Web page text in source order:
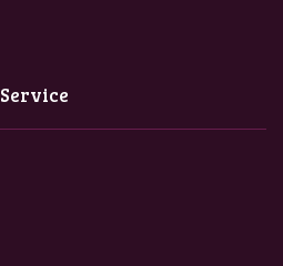
Service